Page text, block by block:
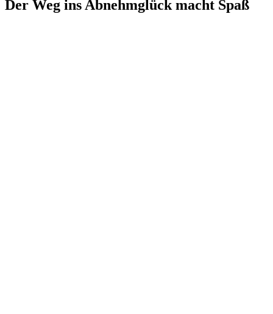
Der Weg ins Abnehmglück macht Spaß